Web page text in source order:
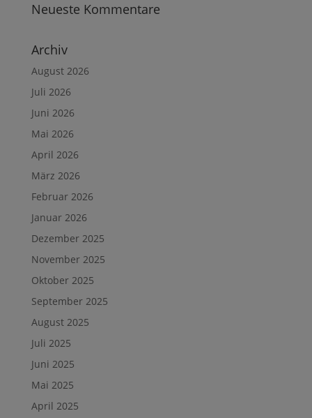
Neueste Kommentare
Archiv
August 2026
Juli 2026
Juni 2026
Mai 2026
April 2026
März 2026
Februar 2026
Januar 2026
Dezember 2025
November 2025
Oktober 2025
September 2025
August 2025
Juli 2025
Juni 2025
Mai 2025
April 2025